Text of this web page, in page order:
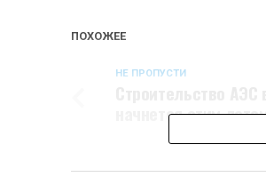
ПОХОЖЕЕ
НЕ ПРОПУСТИ
начнется этим